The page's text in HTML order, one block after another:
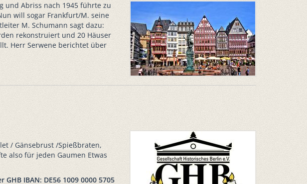
und Abriss nach 1945 führte zu
will sogar Frankfurt/M. seine
M. Schumann sagt dazu:
rekonstruiert und 20 Häuser
Herr Serwene berichtet über
/ Gänsebrust /Spießbraten,
also für jeden Gaumen Etwas
IBAN: DE56 1009 0000 5705